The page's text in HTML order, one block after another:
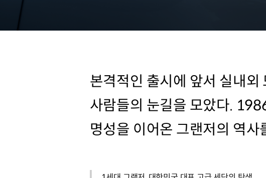
본격적인 출시에 앞서 실내
사람들의 눈길을 모았다.
명성을 이어온 그랜저의 역사